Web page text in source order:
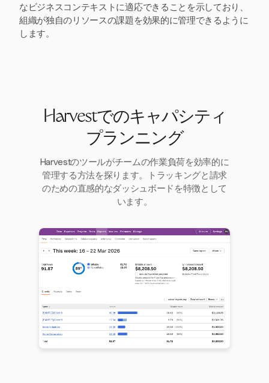
なビジネスコンテキストに適応できることを示しており、
組織が独自のリソースの課題を効果的に管理できるように
します。
Harvestでのキャパシティ
プランニング
Harvestのツールがチームの作業負荷を効率的に
管理する方法を探ります。トラッキングと請求
のための直感的なダッシュボードを特徴として
います。